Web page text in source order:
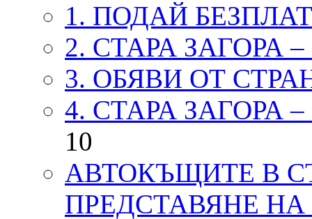
1. ПОДАЙ
2. СТАРА ЗАГОРА
3. ОБЯВИ ОТ
4. СТАРА ЗАГОРА
10
АВТОКЪЩИТЕ В
ПРЕДСТАВЯНЕ